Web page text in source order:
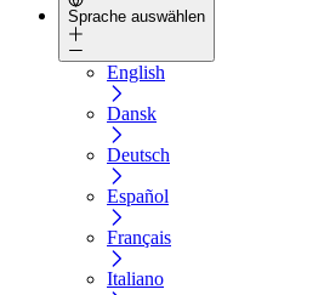
Sprache auswählen
English
Dansk
Deutsch
Español
Français
Italiano